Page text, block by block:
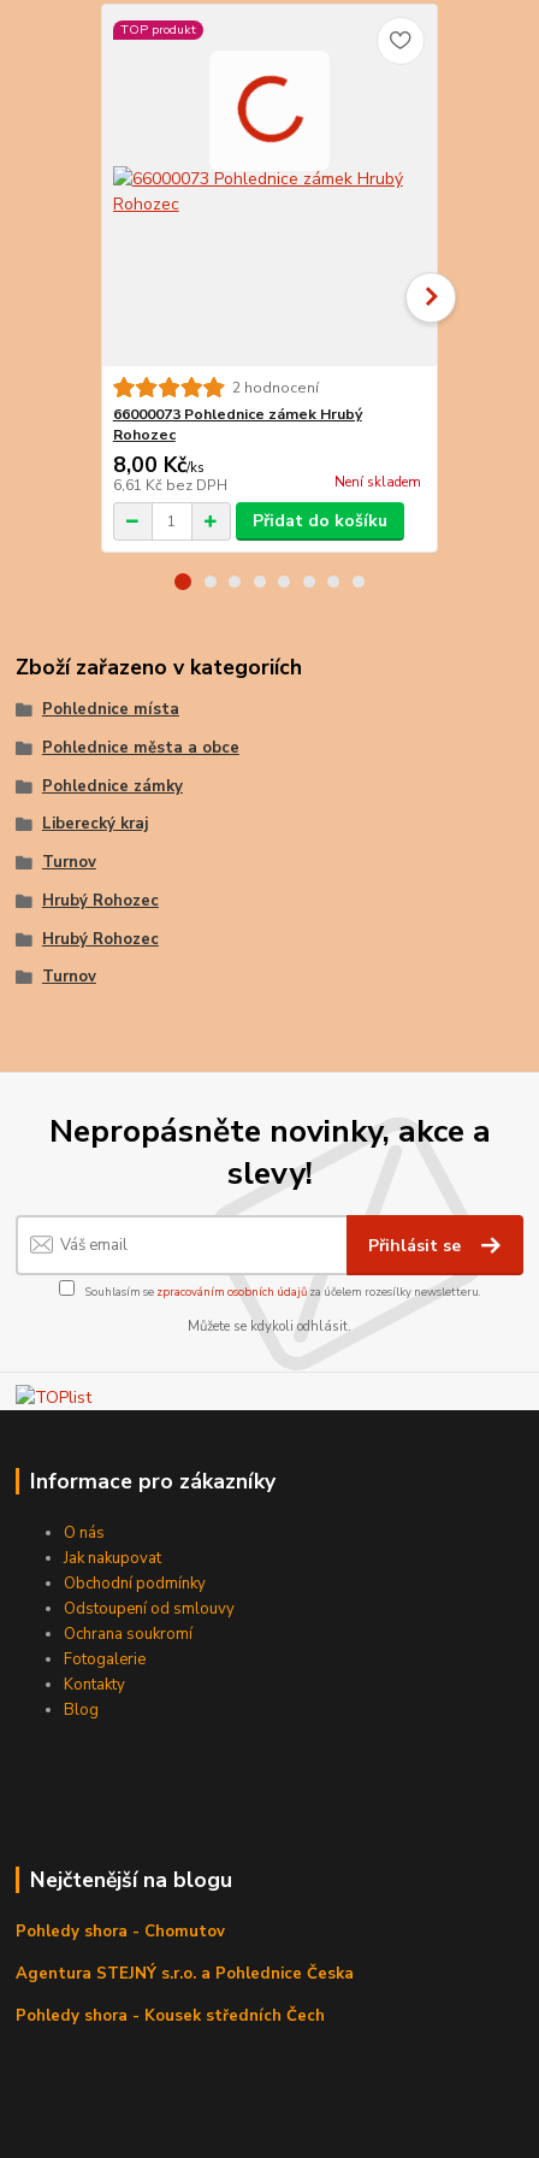
TOP produkt
2 hodnocení
66000073 Pohlednice zámek Hrubý
Rohozec
8,00 Kč/ks
6,61 Kč bez DPH Není skladem
Přidat do košíku
Zboží zařazeno v kategoriích
Pohlednice místa
Pohlednice města a obce
Pohlednice zámky
Liberecký kraj
Turnov
Hrubý Rohozec
Hrubý Rohozec
Turnov
Nepropásněte novinky, akce a
slevy!
Přihlásit se
Souhlasím se zpracováním osobních údajůza účelem rozesílky newsletteru.
Můžete se kdykoli odhlásit.
Informace pro zákazníky
O nás
Jak nakupovat
Obchodní podmínky
Odstoupení od smlouvy
Ochrana soukromí
Fotogalerie
Kontakty
Blog
Nejčtenější na blogu
Pohledy shora - Chomutov
Agentura STEJNÝ s.r.o. a Pohlednice Česka
Pohledy shora - Kousek středních Čech